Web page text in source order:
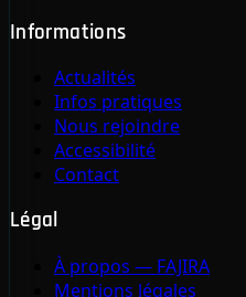
Informations
Actualités
Infos pratiques
Nous rejoindre
Accessibilité
Contact
Légal
À propos — FAJIRA
Mentions légales